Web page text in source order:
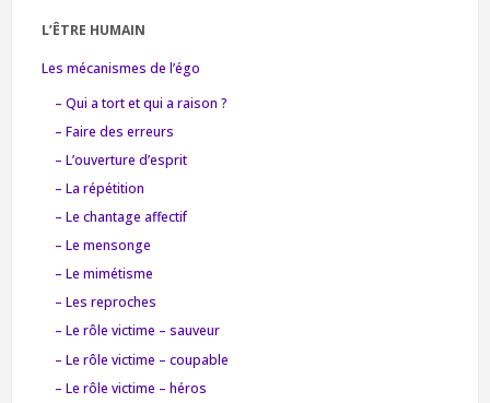
L’ÊTRE HUMAIN
Les mécanismes de l’égo
– Qui a tort et qui a raison ?
– Faire des erreurs
– L’ouverture d’esprit
– La répétition
– Le chantage affectif
– Le mensonge
– Le mimétisme
– Les reproches
– Le rôle victime – sauveur
– Le rôle victime – coupable
– Le rôle victime – héros